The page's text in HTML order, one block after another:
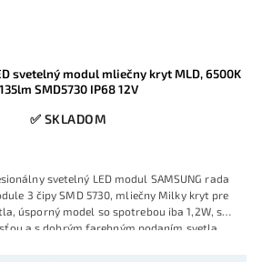
svetelný modul mliečny kryt MLD, 6500K
135lm SMD5730 IP68 12V
✅ SKLADOM
svetelný LED modul SAMSUNG rada
3 čipy SMD 5730, mliečny Milky kryt pre
úsporný model so spotrebou iba 1,2W, s
a s dobrým farebným podaním svetla.